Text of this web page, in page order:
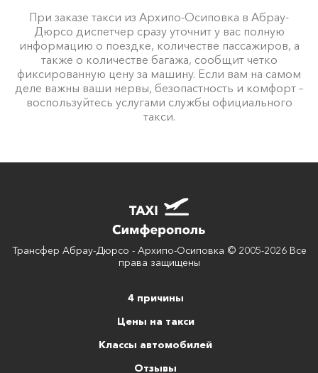
При заказе такси из Архипо-Осиповка в Абрау-
Дюрсо диспетчер сразу уточнит у вас полную
информацию о поездке, количестве пассажиров, а
также о количестве багажа, сообщит четко
фиксированную цену за машину. Если вам на самом
деле важны ваши нервы, безопастность и комфорт –
воспользуйтесь услугами службы официального
такси.
Трансфер Абрау-Дюрсо - Архипо-Осиповка © 2005-2026 Все
права защищены
4 причины
Цены на такси
Классы автомобилей
Отзывы